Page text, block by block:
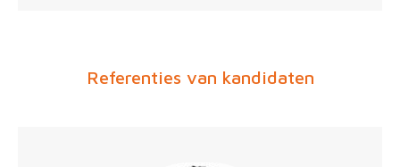
Referenties van kandidaten